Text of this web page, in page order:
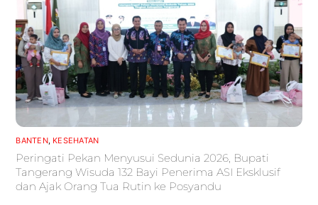
BANTEN, KESEHATAN
Peringati Pekan Menyusui Sedunia 2026, Bupati
Tangerang Wisuda 132 Bayi Penerima ASI Eksklusif
dan Ajak Orang Tua Rutin ke Posyandu